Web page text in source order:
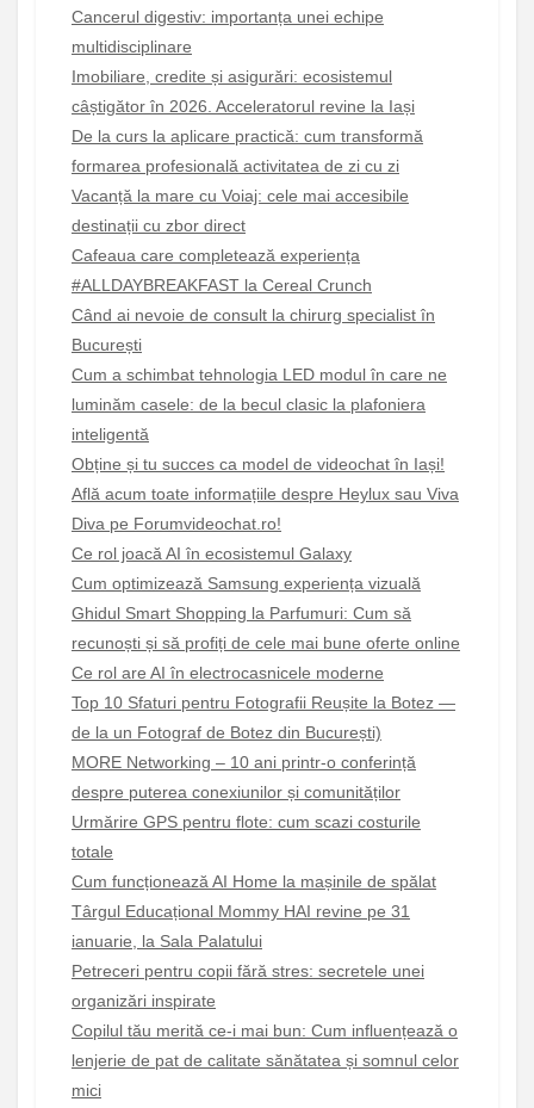
Cancerul digestiv: importanța unei echipe
multidisciplinare
Imobiliare, credite și asigurări: ecosistemul
câștigător în 2026. Acceleratorul revine la Iași
De la curs la aplicare practică: cum transformă
formarea profesională activitatea de zi cu zi
Vacanță la mare cu Voiaj: cele mai accesibile
destinații cu zbor direct
Cafeaua care completează experiența
#ALLDAYBREAKFAST la Cereal Crunch
Când ai nevoie de consult la chirurg specialist în
București
Cum a schimbat tehnologia LED modul în care ne
luminăm casele: de la becul clasic la plafoniera
inteligentă
Obține și tu succes ca model de videochat în Iași!
Află acum toate informațiile despre Heylux sau Viva
Diva pe Forumvideochat.ro!
Ce rol joacă AI în ecosistemul Galaxy
Cum optimizează Samsung experiența vizuală
Ghidul Smart Shopping la Parfumuri: Cum să
recunoști și să profiți de cele mai bune oferte online
Ce rol are AI în electrocasnicele moderne
Top 10 Sfaturi pentru Fotografii Reușite la Botez —
de la un Fotograf de Botez din București)
MORE Networking – 10 ani printr-o conferință
despre puterea conexiunilor și comunităților
Urmărire GPS pentru flote: cum scazi costurile
totale
Cum funcționează AI Home la mașinile de spălat
Târgul Educațional Mommy HAI revine pe 31
ianuarie, la Sala Palatului
Petreceri pentru copii fără stres: secretele unei
organizări inspirate
Copilul tău merită ce-i mai bun: Cum influențează o
lenjerie de pat de calitate sănătatea și somnul celor
mici